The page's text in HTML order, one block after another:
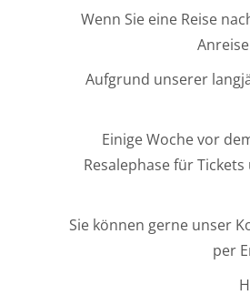
Wenn Sie eine Reise
Aufgrund unserer
Einige Woche vor
Resalephase für
Sie können gerne unser
per